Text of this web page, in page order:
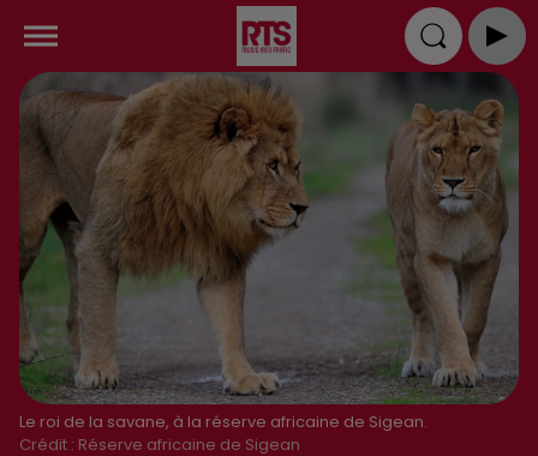
Le roi de la savane, à la réserve africaine de Sigean.
Crédit : Réserve africaine de Sigean